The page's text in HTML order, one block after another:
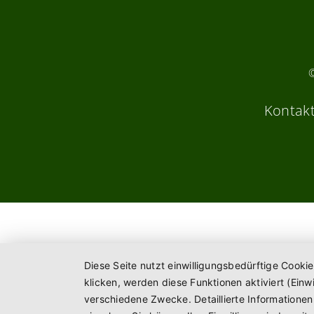
Diese Seite nutzt einwilligungsbedürftige
klicken, werden diese Funktionen aktiviert
verschiedene Zwecke. Detaillierte